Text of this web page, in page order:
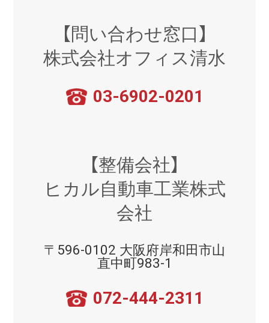
【問い合わせ窓口】
株式会社オフィス清水
03-6902-0201
【整備会社】
ヒカル自動車工業株式
会社
〒596-0102 大阪府岸和田市山
直中町983-1
072-444-2311